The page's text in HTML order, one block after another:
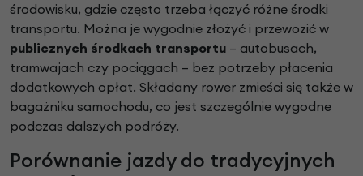
środowisku, gdzie często trzeba łączyć różne środki
transportu. Można je wygodnie złożyć i przewozić w
publicznych środkach transportu – autobusach,
tramwajach czy pociągach – bez potrzeby płacenia
dodatkowych opłat. Składany rower zmieści się także w
bagażniku samochodu, co jest szczególnie wygodne
podczas dalszych podróży.
Porównanie jazdy do tradycyjnych